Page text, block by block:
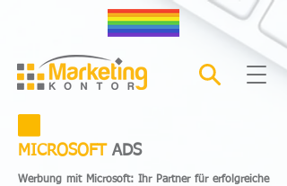
MICROSOFT ADS
Werbung mit Microsoft: Ihr Partner für erfolgreiche